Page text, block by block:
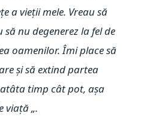
a vieții mele. Vreau să
nu degenerez la fel de
oamenilor. Îmi place să
și să extind partea
timp cât pot, așa
viață „.